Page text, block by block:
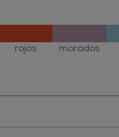
rojos morados